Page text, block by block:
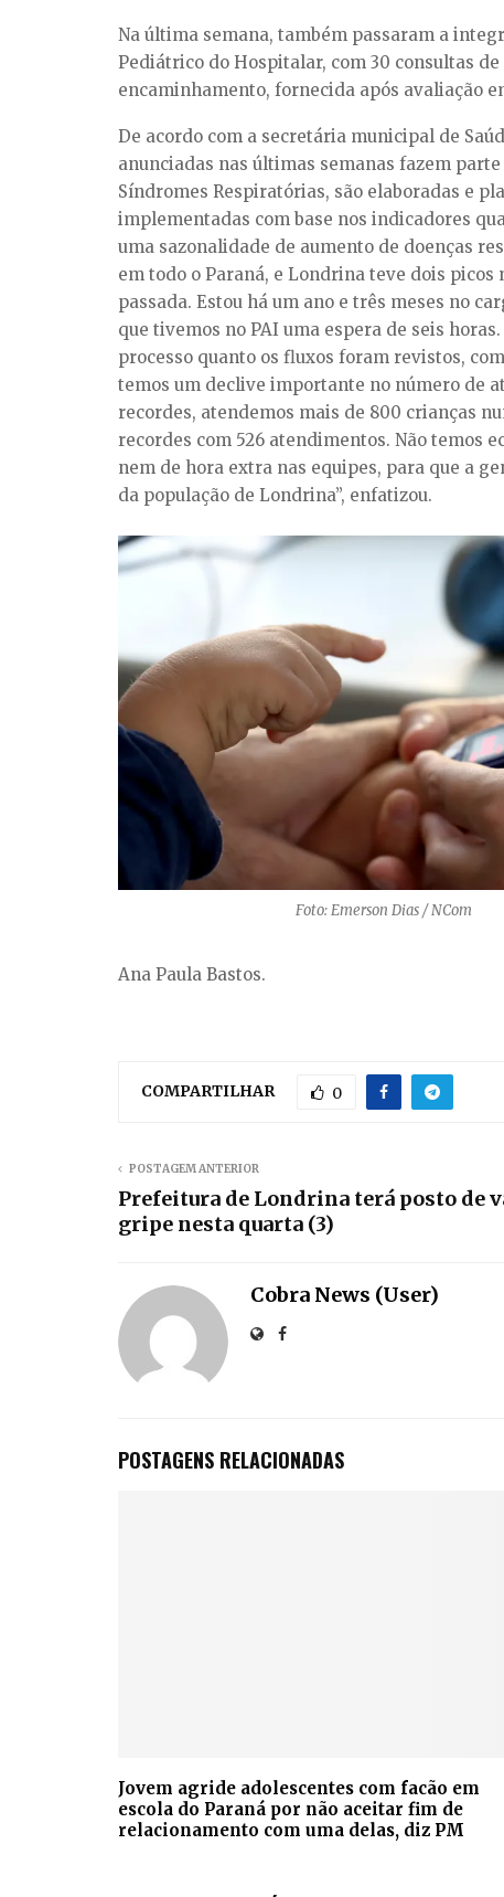
Na última semana, também passaram a
Pediátrico do Hospitalar, com 30 consultas
encaminhamento, fornecida após avaliação
De acordo com a secretária municipal de
anunciadas nas últimas semanas fazem
Síndromes Respiratórias, são elaboradas e
implementadas com base nos indicadores
uma sazonalidade de aumento de doenças
em todo o Paraná, e Londrina teve dois
passada. Estou há um ano e três meses no
que tivemos no PAI uma espera de seis
processo quanto os fluxos foram revistos,
temos um declive importante no número de
recordes, atendemos mais de 800 crianças
recordes com 526 atendimentos. Não temos
nem de hora extra nas equipes, para que a
da população de Londrina”, enfatizou.
Foto: Emerson Dias / NCom
Ana Paula Bastos.
COMPARTILHAR 0
POSTAGEM ANTERIOR
Prefeitura de Londrina terá posto de
gripe nesta quarta (3)
Cobra News (User)
POSTAGENS RELACIONADAS
Jovem agride adolescentes com facão em
escola do Paraná por não aceitar fim de
relacionamento com uma delas, diz PM